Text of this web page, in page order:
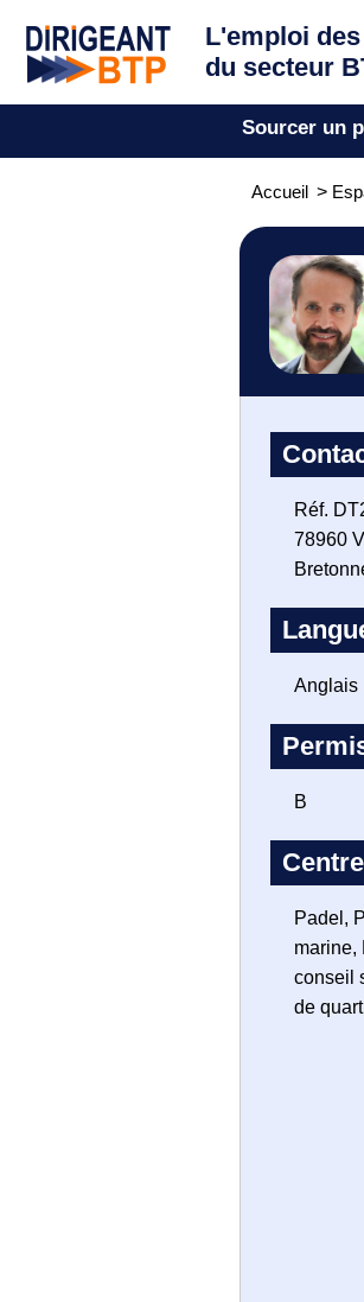
L'emploi
du secteur
Sourcer un
Accueil >
Réf.
78960
Anglais
B
Padel,
marine,
conseil
de